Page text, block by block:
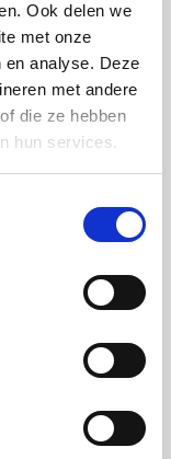
Ook delen we
met onze
analyse. Deze
met andere
die ze hebben
hun services.
SupraBazar